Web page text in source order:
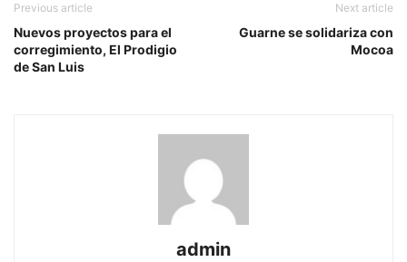
Previous article
Nuevos proyectos para el
corregimiento, El Prodigio
de San Luis
Next article
Guarne se solidariza con
Mocoa
admin